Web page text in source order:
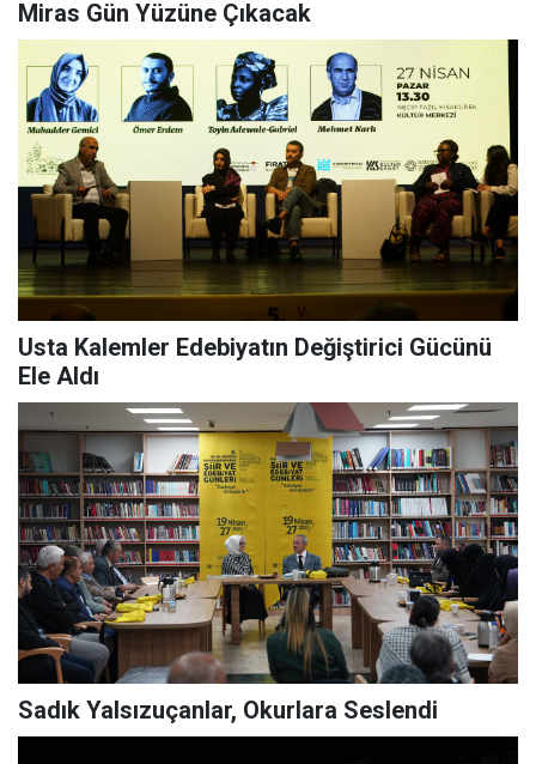
Miras Gün Yüzüne Çıkacak
Usta Kalemler Edebiyatın Değiştirici Gücünü
Ele Aldı
Sadık Yalsızuçanlar, Okurlara Seslendi